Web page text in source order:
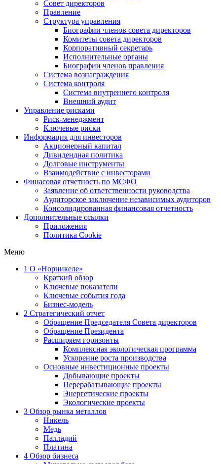
Совет директоров
Правление
Структура управления
Биографии членов совета директоров
Комитеты совета директоров
Корпоративный секретарь
Исполнительные органы
Биографии членов правления
Система вознаграждения
Система контроля
Система внутреннего контроля
Внешний аудит
Управление рисками
Риск-менеджмент
Ключевые риски
Информация для инвесторов
Акционерный капитал
Дивидендная политика
Долговые инструменты
Взаимодействие с инвеcторами
Финасовая отчетность по МСФО
Заявление об ответственности руководства
Аудиторское заключение независимых аудиторов
Консолидированная финансовая отчетность
Дополнительные ссылки
Приложения
Политика Cookie
Меню
1 О «Норникеле»
Краткий обзор
Ключевые показатели
Ключевые события года
Бизнес-модель
2 Стратегический отчет
Обращение Председателя Совета директоров
Обращение Президента
Расширяем горизонты
Комплексная экологическая программа
Ускорение роста производства
Основные инвестиционные проекты
Добывающие проекты
Перерабатывающие проекты
Энергетические проекты
Экологические проекты
3 Обзор рынка металлов
Никель
Медь
Палладий
Платина
4 Обзор бизнеса